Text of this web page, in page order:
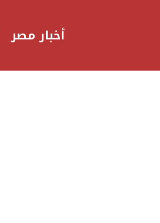
أخبار مصر